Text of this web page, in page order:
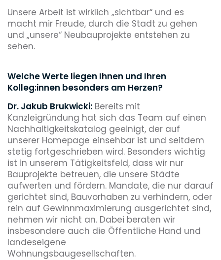
Unsere Arbeit ist wirklich „sichtbar“ und es
macht mir Freude, durch die Stadt zu gehen
und „unsere“ Neubauprojekte entstehen zu
sehen.
Welche Werte liegen Ihnen und Ihren
Kolleg:innen besonders am Herzen?
Dr. Jakub Brukwicki: Bereits mit
Kanzleigründung hat sich das Team auf einen
Nachhaltigkeitskatalog geeinigt, der auf
unserer Homepage einsehbar ist und seitdem
stetig fortgeschrieben wird. Besonders wichtig
ist in unserem Tätigkeitsfeld, dass wir nur
Bauprojekte betreuen, die unsere Städte
aufwerten und fördern. Mandate, die nur darauf
gerichtet sind, Bauvorhaben zu verhindern, oder
rein auf Gewinnmaximierung ausgerichtet sind,
nehmen wir nicht an. Dabei beraten wir
insbesondere auch die Öffentliche Hand und
landeseigene
Wohnungsbaugesellschaften.